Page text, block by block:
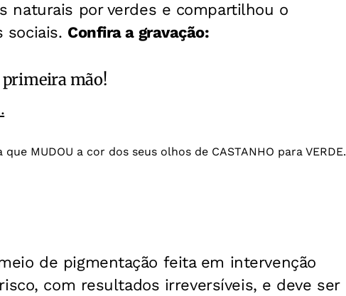
naturais por verdes e compartilhou o
sociais. Confira a gravação:
mão!
MUDOU a cor dos seus olhos de CASTANHO para VERDE.
de pigmentação feita em intervenção
com resultados irreversíveis, e deve ser